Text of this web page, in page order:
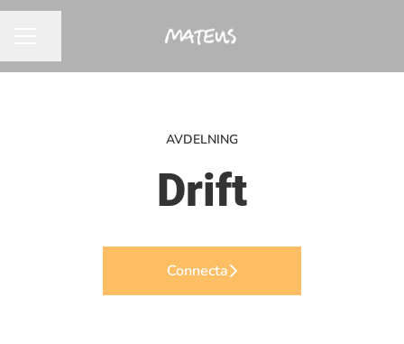
AVDELNING
Drift
Connecta